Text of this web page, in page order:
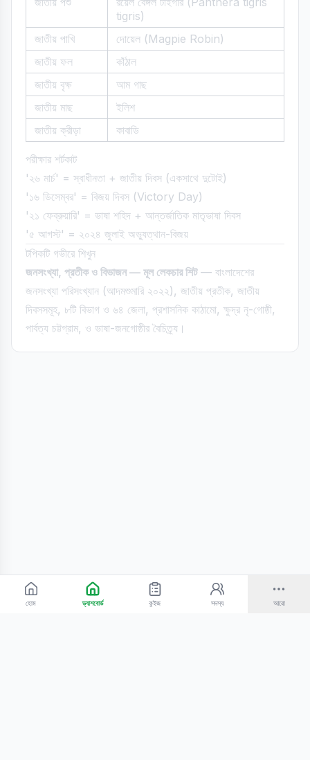
tigris)
জাতীয় পাখি
দোয়েল (Magpie Robin)
জাতীয় ফল
কাঁঠাল
জাতীয় বৃক্ষ
আম গাছ
জাতীয় মাছ
ইলিশ
জাতীয় ক্রীড়া
কাবাডি
পরীক্ষার শর্টকাট
'২৬ মার্চ' = স্বাধীনতা + জাতীয় দিবস (একসাথে দুটোই)
'১৬ ডিসেম্বর' = বিজয় দিবস (Victory Day)
'২১ ফেব্রুয়ারি' = ভাষা শহিদ + আন্তর্জাতিক মাতৃভাষা দিবস
'৫ আগস্ট' = ২০২৪ জুলাই অভ্যুত্থান-বিজয়
টপিকটি গভীরে শিখুন
জনসংখ্যা, প্রতীক ও বিভাজন — মূল লেকচার শিট— বাংলাদেশের
জনসংখ্যা পরিসংখ্যান (আদমশুমারি ২০২২), জাতীয় প্রতীক, জাতীয়
দিবসসমূহ, ৮টি বিভাগ ও ৬৪ জেলা, প্রশাসনিক কাঠামো, ক্ষুদ্র নৃ-গোষ্ঠী,
পার্বত্য চট্টগ্রাম, ও ভাষা-জনগোষ্ঠীর বৈচিত্র্য।
হোম ড্যাশবোর্ড কুইজ সদস্য আরো